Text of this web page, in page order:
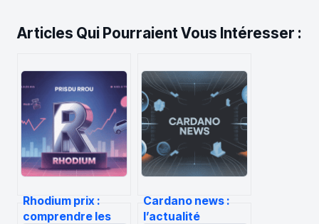
Articles Qui Pourraient Vous Intéresser :
Rhodium prix :
comprendre les
Cardano news :
l’actualité